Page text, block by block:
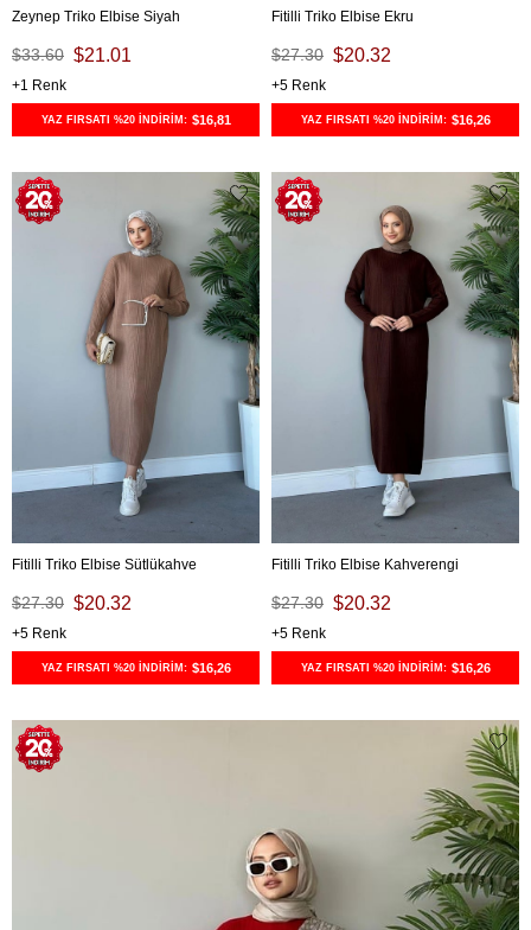
Zeynep Triko Elbise Siyah
$21.01
$33.60
1
YAZ FIRSATI %20 İNDİRİM: $16,81
Fitilli Triko Elbise Ekru
$20.32
$27.30
5
YAZ FIRSATI %20 İNDİRİM: $16,26
Fitilli Triko Elbise Sütlükahve
$20.32
$27.30
5
YAZ FIRSATI %20 İNDİRİM: $16,26
Fitilli Triko Elbise Kahverengi
$20.32
$27.30
5
YAZ FIRSATI %20 İNDİRİM: $16,26